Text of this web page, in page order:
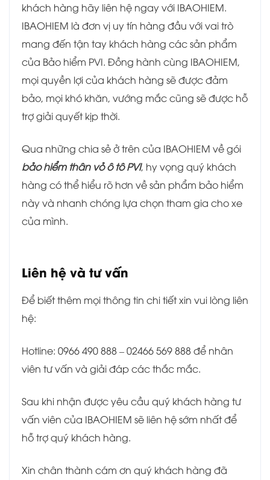
khách hàng hãy liên hệ ngay với IBAOHIEM.
IBAOHIEM là đơn vị uy tín hàng đầu với vai trò
mang đến tận tay khách hàng các sản phẩm
của Bảo hiểm PVI. Đồng hành cùng IBAOHIEM,
mọi quyền lợi của khách hàng sẽ được đảm
bảo, mọi khó khăn, vướng mắc cũng sẽ được hỗ
trợ giải quyết kịp thời.
Qua những chia sẻ ở trên của IBAOHIEM về gói
bảo hiểm thân vỏ ô tô PVI, hy vọng quý khách
hàng có thể hiểu rõ hơn về sản phẩm bảo hiểm
này và nhanh chóng lựa chọn tham gia cho xe
của mình.
Liên hệ và tư vấn
Để biết thêm mọi thông tin chi tiết xin vui lòng liên
hệ:
Hotline: 0966 490 888 – 02466 569 888 để nhân
viên tư vấn và giải đáp các thắc mắc.
Sau khi nhận được yêu cầu quý khách hàng tư
vấn viên của IBAOHIEM sẽ liên hệ sớm nhất để
hỗ trợ quý khách hàng.
Xin chân thành cám ơn quý khách hàng đã